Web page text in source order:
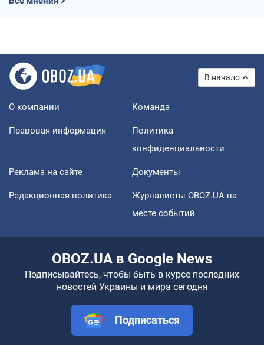
В начало
О компании Команда
Правовая информация
Политика
конфиденциальности
Реклама на сайте Документы
Редакционная политика
Журналисты OBOZ.UA на
месте событий
OBOZ.UA в Google News
Подписывайтесь, чтобы быть в курсе последних
новостей Украины и мира сегодня
Подписаться